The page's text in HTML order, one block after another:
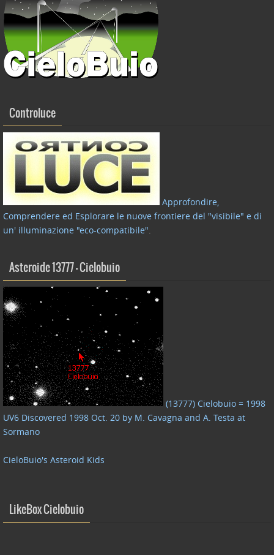
Controluce
Approfondire,
Comprendere ed Esplorare le nuove frontiere del "visibile" e di
un' illuminazione "eco-compatibile".
Asteroide 13777 – Cielobuio
(13777) Cielobuio = 1998
UV6 Discovered 1998 Oct. 20 by M. Cavagna and A. Testa at
Sormano
CieloBuio's Asteroid Kids
LikeBox Cielobuio